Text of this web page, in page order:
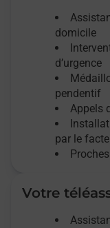
domicile
d’urgence
pendentif
Appels
par le
Votre